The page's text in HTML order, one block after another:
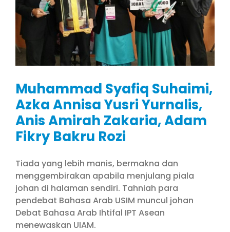
Muhammad Syafiq Suhaimi,
Azka Annisa Yusri Yurnalis,
Anis Amirah Zakaria, Adam
Fikry Bakru Rozi
Tiada yang lebih manis, bermakna dan
menggembirakan apabila menjulang piala
johan di halaman sendiri. Tahniah para
pendebat Bahasa Arab USIM muncul johan
Debat Bahasa Arab Ihtifal IPT Asean
menewaskan UIAM.